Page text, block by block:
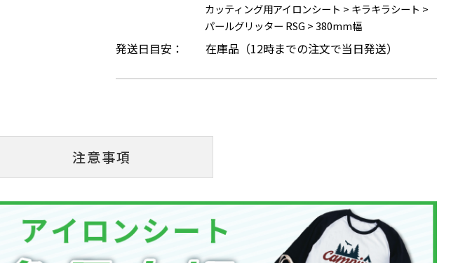
カッティング用アイロンシート > キラキラシート >
パールグリッター RSG >380mm幅
発送日目安： 在庫品（12時までの注文で当日発送）
注意事項